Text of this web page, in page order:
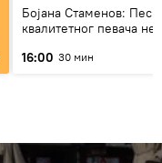
Бојана Стаменов:
квалитетног певача
16:00 30 мин